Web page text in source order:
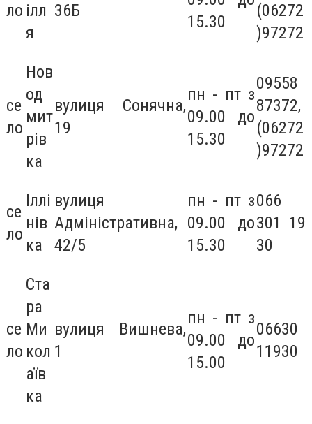
ло ілл
я
36Б
15.30
(06272
)97272
се
ло
Нов
од
мит
рів
ка
вулиця Сонячна,
19
пн - пт з
09.00 до
15.30
09558
87372,
(06272
)97272
се
ло
Іллі
нів
ка
вулиця
Адміністративна,
42/5
пн - пт з
09.00 до
15.30
066
301 19
30
се
ло
Ста
ра
Ми
кол
аїв
ка
вулиця Вишнева,
1
пн - пт з
09.00 до
15.00
06630
11930